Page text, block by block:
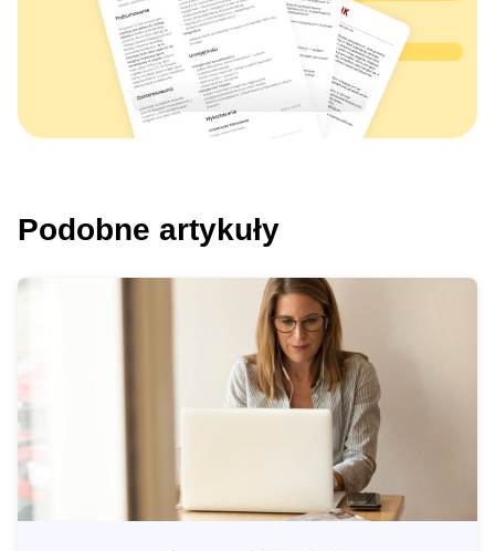
Podobne artykuły